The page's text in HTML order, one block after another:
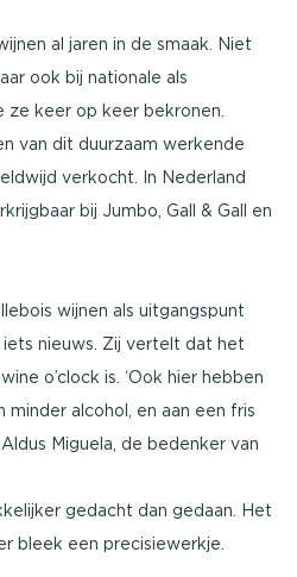
al jaren in de smaak. Niet
ook bij nationale als
ze keer op keer bekronen.
van dit duurzaam werkende
verkocht. In Nederland
bij Jumbo, Gall & Gall en
wijnen als uitgangspunt
nieuws. Zij vertelt dat het
o’clock is. ‘Ook hier hebben
alcohol, en aan een fris
Miguela, de bedenker van
gedacht dan gedaan. Het
bleek een precisiewerkje.